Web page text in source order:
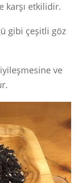
karşı etkilidir.
gibi çeşitli göz
ve